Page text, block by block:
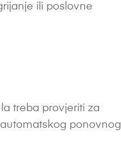
ili poslovne
treba provjeriti za
ponovnog